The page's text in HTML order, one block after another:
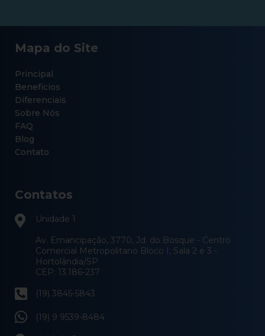
Mapa do Site
Principal
Benefícios
Diferenciais
Sobre Nós
FAQ
Blog
Contato
Contatos
Unidade 1
Av. Emancipação, 3770, Jd. do Bosque - Centro
Comercial Metropolitano Bloco I, Sala 2 e 3 -
Hortolândia/SP
CEP: 13.186-237
(19) 3845-5843
(19) 9 9539-8484